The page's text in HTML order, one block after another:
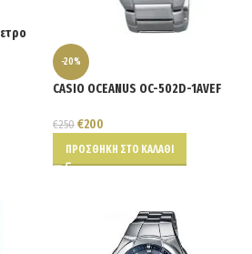
-20%
CASIO OCEANUS OC-502D-1AVEF
€250 €200
ΠΡΟΣΘΉΚΗ ΣΤΟ ΚΑΛΆΘΙ